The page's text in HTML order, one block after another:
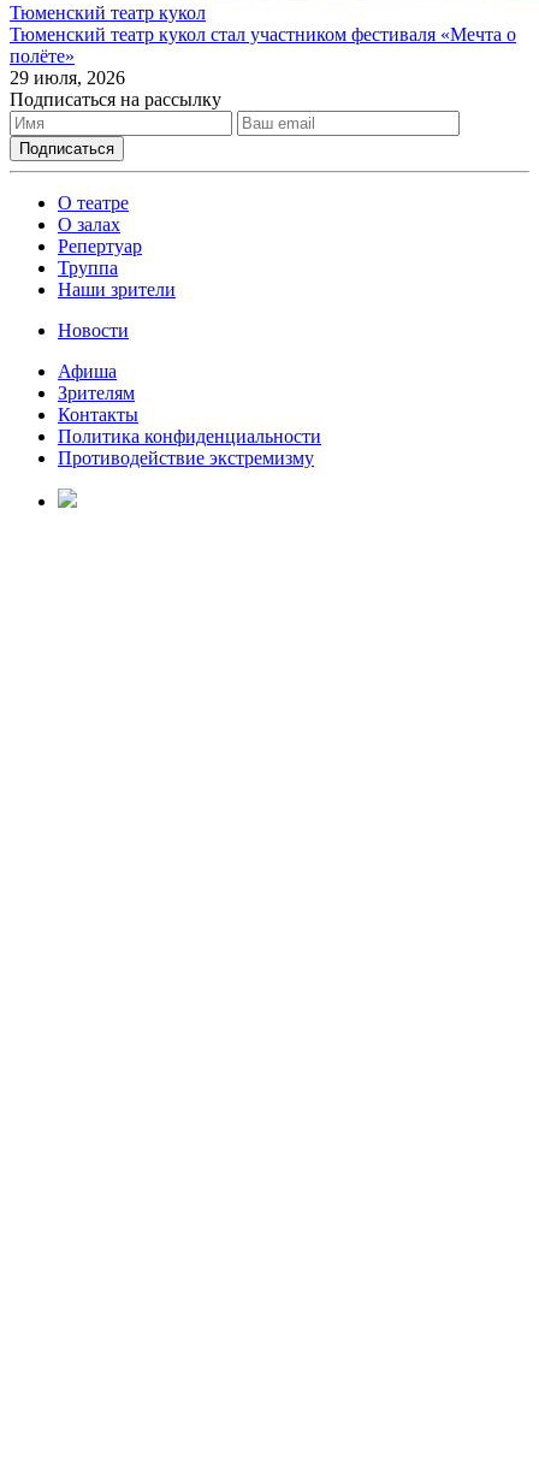
Тюменский театр кукол
Тюменский театр кукол стал участником фестиваля «Мечта о
полёте»
29 июля, 2026
Подписаться на рассылку
О театре
О залах
Репертуар
Труппа
Наши зрители
Новости
Афиша
Зрителям
Контакты
Политика конфиденциальности
Противодействие экстремизму